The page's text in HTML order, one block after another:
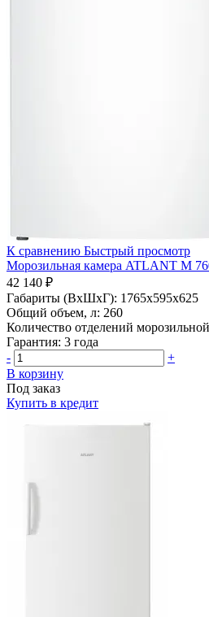
К сравнению Быстрый просмотр
Морозильная камера ATLANT М
42 140 ₽
Габариты (ВхШхГ): 1765x595x625
Общий объем, л: 260
Количество отделений
Гарантия: 3 года
-
+
В корзину
Под заказ
Купить в кредит